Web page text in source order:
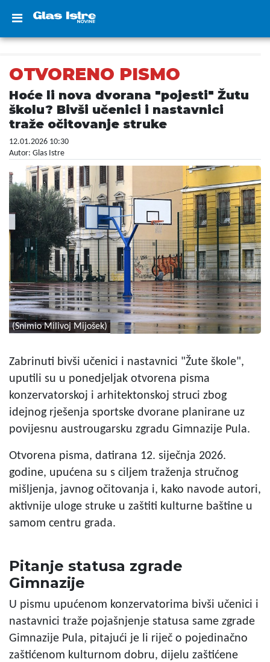
OTVORENO PISMO
Hoće li nova dvorana "pojesti" Žutu
školu? Bivši učenici i nastavnici
traže očitovanje struke
12.01.2026 10:30
Autor: Glas Istre
(Snimio Milivoj Mijošek)
Zabrinuti bivši učenici i nastavnici "Žute škole",
uputili su u ponedjeljak otvorena pisma
konzervatorskoj i arhitektonskoj struci zbog
idejnog rješenja sportske dvorane planirane uz
povijesnu austrougarsku zgradu Gimnazije Pula.
Otvorena pisma, datirana 12. siječnja 2026.
godine, upućena su s ciljem traženja stručnog
mišljenja, javnog očitovanja i, kako navode autori,
aktivnije uloge struke u zaštiti kulturne baštine u
samom centru grada.
Pitanje statusa zgrade
Gimnazije
U pismu upućenom konzervatorima bivši učenici i
nastavnici traže pojašnjenje statusa same zgrade
Gimnazije Pula, pitajući je li riječ o pojedinačno
zaštićenom kulturnom dobru, dijelu zaštićene